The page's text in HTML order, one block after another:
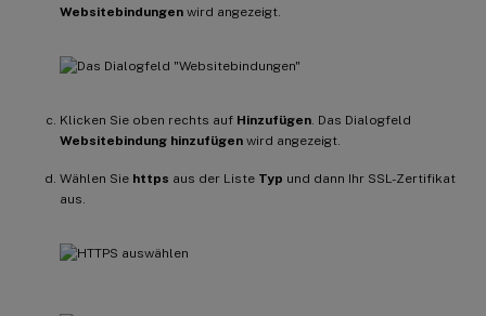
Websitebindungen wird angezeigt.
Klicken Sie oben rechts auf Hinzufügen . Das Dialogfeld
Websitebindung hinzufügen wird angezeigt.
Wählen Sie https aus der Liste Typ und dann Ihr SSL-Zertifikat
aus.